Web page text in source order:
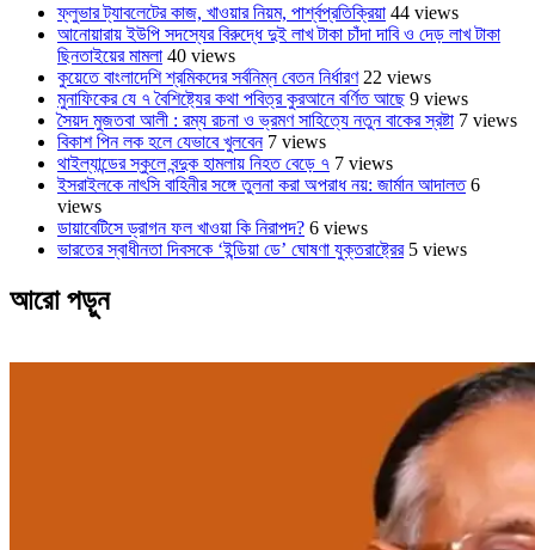
ফ্লুভার ট্যাবলেটের কাজ, খাওয়ার নিয়ম, পার্শ্বপ্রতিক্রিয়া 44 views
আনোয়ারায় ইউপি সদস্যের বিরুদ্ধে দুই লাখ টাকা চাঁদা দাবি ও দেড় লাখ টাকা
ছিনতাইয়ের মামলা 40 views
কুয়েতে বাংলাদেশি শ্রমিকদের সর্বনিম্ন বেতন নির্ধারণ 22 views
মুনাফিকের যে ৭ বৈশিষ্ট্যের কথা পবিত্র কুরআনে বর্ণিত আছে 9 views
সৈয়দ মুজতবা আলী : রম্য রচনা ও ভ্রমণ সাহিত্যে নতুন বাকের স্রষ্টা 7 views
বিকাশ পিন লক হলে যেভাবে খুলবেন 7 views
থাইল্যান্ডের স্কুলে বন্দুক হামলায় নিহত বেড়ে ৭ 7 views
ইসরাইলকে নাৎসি বাহিনীর সঙ্গে তুলনা করা অপরাধ নয়: জার্মান আদালত 6
views
ডায়াবেটিসে ড্রাগন ফল খাওয়া কি নিরাপদ? 6 views
ভারতের স্বাধীনতা দিবসকে ‘ইন্ডিয়া ডে’ ঘোষণা যুক্তরাষ্ট্রের 5 views
আরো পড়ুন